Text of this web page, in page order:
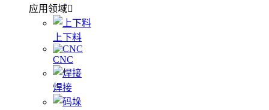
应用领域
上下料
CNC
焊接